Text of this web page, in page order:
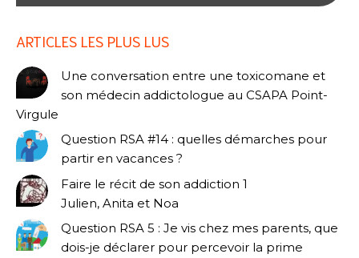
ARTICLES LES PLUS LUS
Une conversation entre une toxicomane et
son médecin addictologue au CSAPA Point-
Virgule
Question RSA #14 : quelles démarches pour
partir en vacances ?
Faire le récit de son addiction 1
Julien, Anita et Noa
Question RSA 5 : Je vis chez mes parents, que
dois-je déclarer pour percevoir la prime